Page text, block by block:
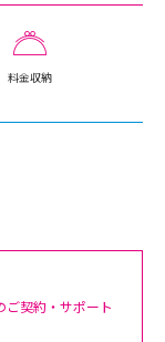
料金収納
契約・サポート